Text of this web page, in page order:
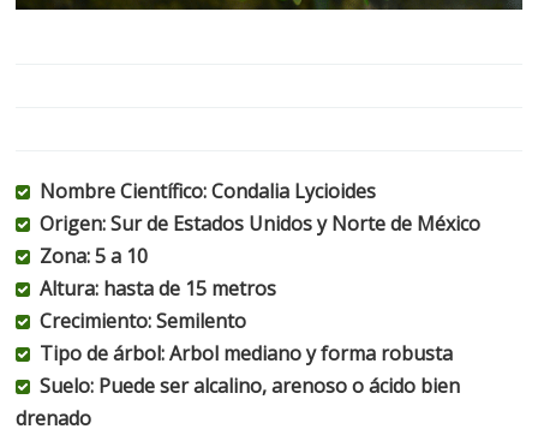
Nombre Científico: Condalia Lycioides
Origen: Sur de Estados Unidos y Norte de México
Zona: 5 a 10
Altura: hasta de 15 metros
Crecimiento: Semilento
Tipo de árbol: Arbol mediano y forma robusta
Suelo: Puede ser alcalino, arenoso o ácido bien
drenado